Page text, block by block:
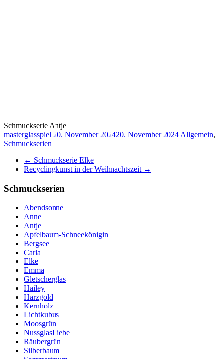
Schmuckserie Antje
masterglasspiel 20. November 202420. November 2024 Allgemein,
Schmuckserien
← Schmuckserie Elke
Recyclingkunst in der Weihnachtszeit →
Schmuckserien
Abendsonne
Anne
Antje
Apfelbaum-Schneekönigin
Bergsee
Carla
Elke
Emma
Gletscherglas
Hailey
Harzgold
Kernholz
Lichtkubus
Moosgrün
NussglasLiebe
Räubergrün
Silberbaum